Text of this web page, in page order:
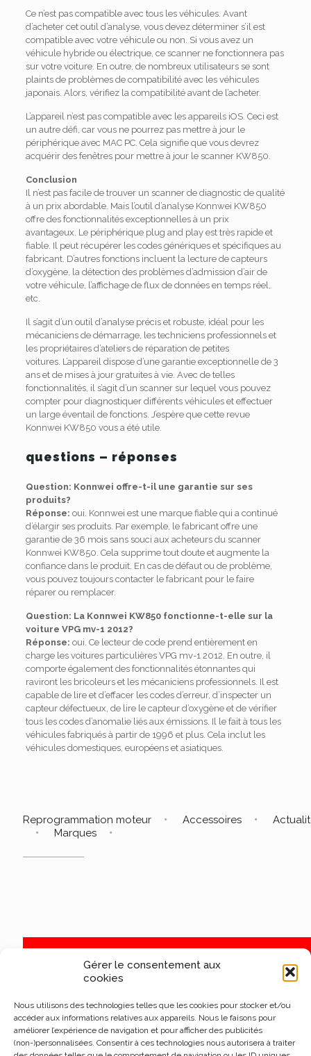
Gérer le consentement aux
cookies
Nous utilisons des technologies telles que les cookies pour stocker et/ou
accéder aux informations relatives aux appareils. Nous le faisons pour
améliorer l’expérience de navigation et pour afficher des publicités
(non-)personnalisées. Consentir à ces technologies nous autorisera à traiter
Ce n’est pas compatible avec tous les véhicules. Avant
d’acheter cet outil d’analyse, vous devez déterminer s’il est
compatible avec votre véhicule ou non. Si vous avez un
véhicule hybride ou électrique, ce scanner ne fonctionnera pas
sur votre voiture. En outre, de nombreux utilisateurs se sont
plaints de problèmes de compatibilité avec les véhicules
japonais. Alors, vérifiez la compatibilité avant de l’acheter.
L’appareil n’est pas compatible avec les appareils iOS. Ceci est
un autre défi, car vous ne pourrez pas mettre à jour le
périphérique avec MAC PC. Cela signifie que vous devrez
acquérir des fenêtres pour mettre à jour le scanner KW850.
Conclusion
Il n’est pas facile de trouver un scanner de diagnostic de qualité
à un prix abordable. Mais l’outil d’analyse Konnwei KW850
offre des fonctionnalités exceptionnelles à un prix
avantageux. Le périphérique plug and play est très rapide et
fiable. Il peut récupérer les codes génériques et spécifiques au
fabricant. D’autres fonctions incluent la lecture de capteurs
d’oxygène, la détection des problèmes d’admission d’air de
votre véhicule, l’affichage de flux de données en temps réel,
etc.
Il s’agit d’un outil d’analyse précis et robuste, idéal pour les
mécaniciens de démarrage, les techniciens professionnels et
les propriétaires d’ateliers de réparation de petites
voitures. L’appareil dispose d’une garantie exceptionnelle de 3
ans et de mises à jour gratuites à vie. Avec de telles
fonctionnalités, il s’agit d’un scanner sur lequel vous pouvez
compter pour diagnostiquer différents véhicules et effectuer
un large éventail de fonctions. J’espère que cette revue
Konnwei KW850 vous a été utile.
questions – réponses
Question: Konnwei offre-t-il une garantie sur ses
produits?
Réponse: oui. Konnwei est une marque fiable qui a continué
d’élargir ses produits. Par exemple, le fabricant offre une
garantie de 36 mois sans souci aux acheteurs du scanner
Konnwei KW850. Cela supprime tout doute et augmente la
confiance dans le produit. En cas de défaut ou de problème,
vous pouvez toujours contacter le fabricant pour le faire
réparer ou remplacer.
Question: La Konnwei KW850 fonctionne-t-elle sur la
voiture VPG mv-1 2012?
Réponse: oui. Ce lecteur de code prend entièrement en
charge les voitures particulières VPG mv-1 2012. En outre, il
comporte également des fonctionnalités étonnantes qui
raviront les bricoleurs et les mécaniciens professionnels. Il est
capable de lire et d’effacer les codes d’erreur, d’inspecter un
capteur défectueux, de lire le capteur d’oxygène et de vérifier
tous les codes d’anomalie liés aux émissions. Il le fait à tous les
véhicules fabriqués à partir de 1996 et plus. Cela inclut les
véhicules domestiques, européens et asiatiques.
Reprogrammation moteur Accessoires
Marques